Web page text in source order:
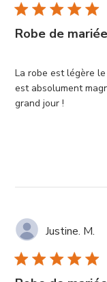
Robe de
La robe est légère
est absolument
grand jour !
Justine. M.